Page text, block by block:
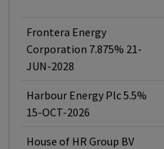
Frontera Energy
Corporation 7.875% 21-
JUN-2028
Harbour Energy Plc 5.5%
15-OCT-2026
House of HR Group BV